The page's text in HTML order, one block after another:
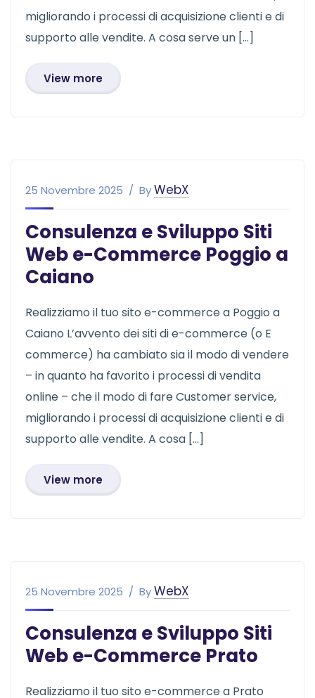
migliorando i processi di acquisizione clienti e di
supporto alle vendite. A cosa serve un […]
View more
25 Novembre 2025 ByWebX
Consulenza e Sviluppo Siti
Web e-Commerce Poggio a
Caiano
Realizziamo il tuo sito e-commerce a Poggio a
Caiano L’avvento dei siti di e-commerce (o E
commerce) ha cambiato sia il modo di vendere
– in quanto ha favorito i processi di vendita
online – che il modo di fare Customer service,
migliorando i processi di acquisizione clienti e di
supporto alle vendite. A cosa […]
View more
25 Novembre 2025 ByWebX
Consulenza e Sviluppo Siti
Web e-Commerce Prato
Realizziamo il tuo sito e-commerce a Prato